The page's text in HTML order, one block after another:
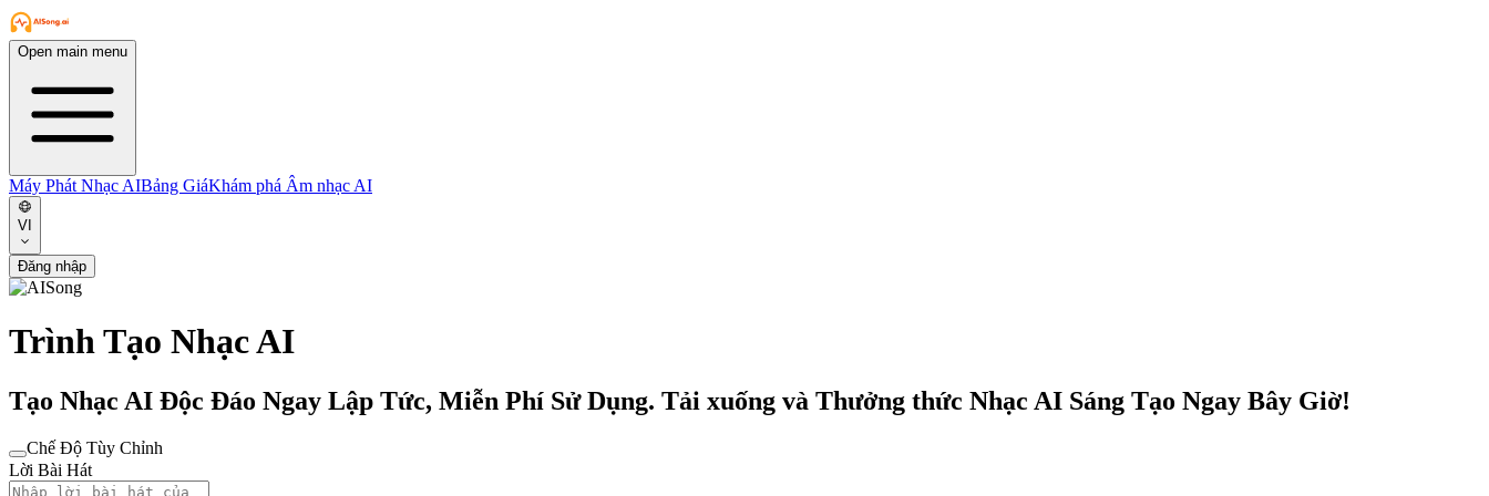
Open main menu
Máy Phát Nhạc AIBảng GiáKhám phá Âm nhạc AI
VI
Đăng nhập
Trình Tạo Nhạc AI
Tạo Nhạc AI Độc Đáo Ngay Lập Tức, Miễn Phí Sử Dụng. Tải xuống và Thưởng thức Nhạc AI Sáng Tạo Ngay Bây Giờ!
Chế Độ Tùy Chỉnh
Lời Bài Hát